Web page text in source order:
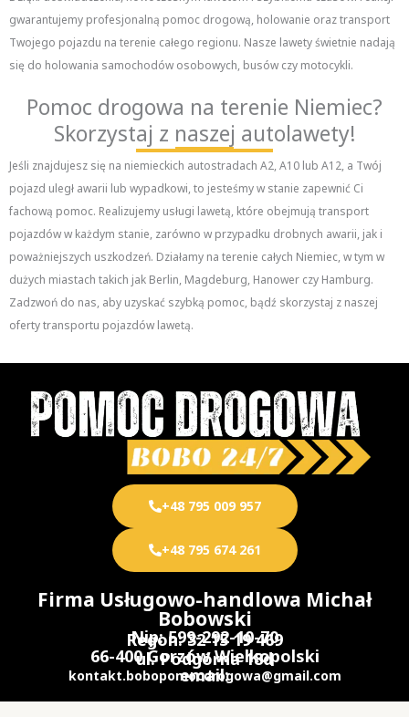
gwarantujemy profesjonalną pomoc drogową, holowanie oraz transport
Twojego pojazdu na terenie całego regionu. Nasze lawety świetnie nadają
się do holowania samochodów osobowych, busów czy motocykli.
Pomoc drogowa na terenie Niemiec?
Skorzystaj z naszej autolawety!
Jeśli znajdujesz się na niemieckich autostradach A2, A10 lub A12, a Twój
pojazd uległ awarii lub wypadkowi, to jesteśmy w stanie zapewnić Ci
fachową pomoc. Realizujemy usługi lawetą, które obejmują transport
pojazdów w każdym stanie, zarówno w przypadku drobnych awarii, jak i
poważniejszych uszkodzeń. Działamy na terenie całych Niemiec, w tym w
dużych miastach takich jak Berlin, Magdeburg, Hanower czy Hamburg.
Zadzwoń do nas, aby uzyskać szybką pomoc, bądź skorzystaj z naszej
oferty transportu pojazdów lawetą.
+48 795 009 957
+48 795 674 261
Firma Usługowo-handlowa Michał
Bobowski
Nip: 599-292-10-70
Regon: 32 15 19 469
66-400 Gorzów Wielkopolski
ul. Podgórna 18d
email:
kontakt.bobopomocdrogowa@gmail.com